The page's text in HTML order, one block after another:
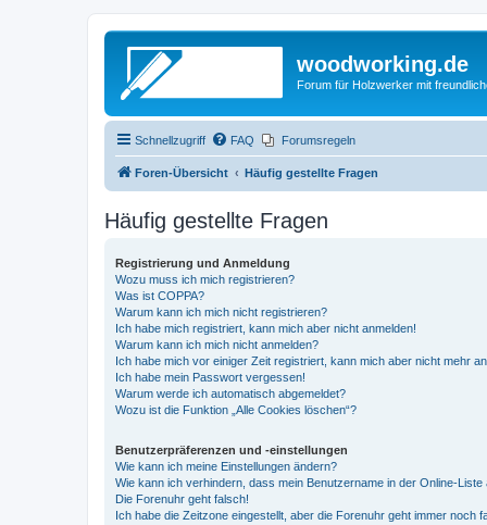
woodworking.de
Forum für Holzwerker mit
Schnellzugriff FAQ Forumsregeln
Foren-Übersicht Häufig gestellte Fragen
Häufig gestellte Fragen
Registrierung und Anmeldung
Wozu muss ich mich registrieren?
Was ist COPPA?
Warum kann ich mich nicht registrieren?
Ich habe mich registriert, kann mich aber nicht anmelden!
Warum kann ich mich nicht anmelden?
Ich habe mich vor einiger Zeit registriert, kann mich aber nicht mehr
Ich habe mein Passwort vergessen!
Warum werde ich automatisch abgemeldet?
Wozu ist die Funktion „Alle Cookies löschen“?
Benutzerpräferenzen und -einstellungen
Wie kann ich meine Einstellungen ändern?
Wie kann ich verhindern, dass mein Benutzername in der Online-Liste
Die Forenuhr geht falsch!
Ich habe die Zeitzone eingestellt, aber die Forenuhr geht immer noch